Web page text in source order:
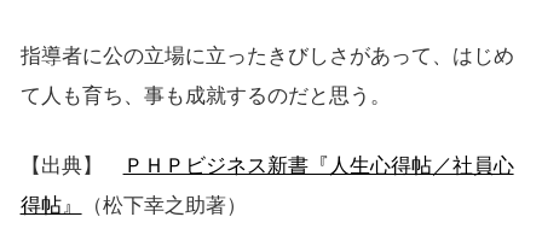
指導者に公の立場に立ったきびしさがあって、はじめ
て人も育ち、事も成就するのだと思う。
【出典】
ＰＨＰビジネス新書『人生心得帖／社員心
得帖』
（松下幸之助著）